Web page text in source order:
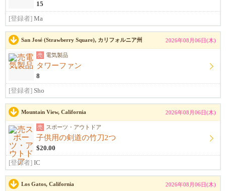
15
[登録者] Ma
San José (Strawberry Square), カリフォルニア州 2026年08月06日(木)
売 電気製品
タワーファン
8
[登録者] Sho
Mountain View, California 2026年08月06日(木)
売 スポーツ・アウトドア
子供用の剣道の竹刀2つ
$20.00
[登録者] IC
Los Gatos, California 2026年08月06日(木)